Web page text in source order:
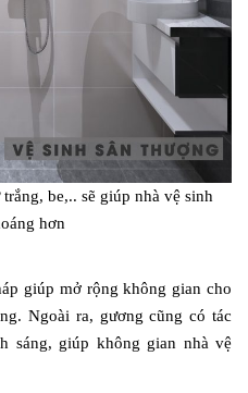
be,.. sẽ giúp nhà vệ sinh
hơn
giúp mở rộng không gian cho
Ngoài ra, gương cũng có tác
sáng, giúp không gian nhà vệ